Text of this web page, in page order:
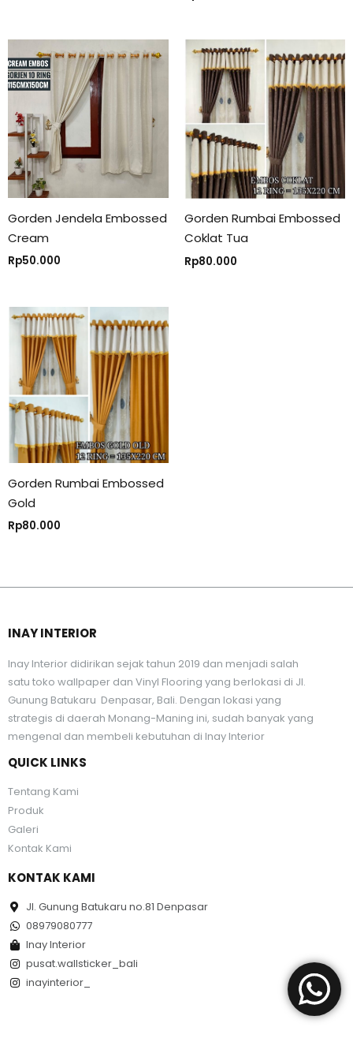
Gorden Jendela Embossed
Cream
Rp50.000
Gorden Rumbai Embossed
Coklat Tua
Rp80.000
Gorden Rumbai Embossed
Gold
Rp80.000
INAY INTERIOR
Inay Interior didirikan sejak tahun 2019 dan menjadi salah
satu toko wallpaper dan Vinyl Flooring yang berlokasi di Jl.
Gunung Batukaru Denpasar, Bali. Dengan lokasi yang
strategis di daerah Monang-Maning ini, sudah banyak yang
mengenal dan membeli kebutuhan di Inay Interior
QUICK LINKS
Tentang Kami
Produk
Galeri
Kontak Kami
KONTAK KAMI
Jl. Gunung Batukaru no.81 Denpasar
08979080777
Inay Interior
pusat.wallsticker_bali
inayinterior_